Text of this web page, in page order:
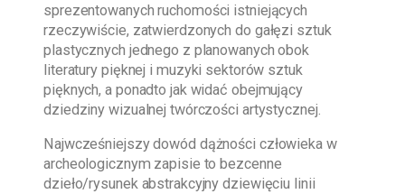
sprezentowanych ruchomości istniejących
rzeczywiście, zatwierdzonych do gałęzi sztuk
plastycznych jednego z planowanych obok
literatury pięknej i muzyki sektorów sztuk
pięknych, a ponadto jak widać obejmujący
dziedziny wizualnej twórczości artystycznej.
Najwcześniejszy dowód dążności człowieka w
archeologicznym zapisie to bezcenne
dzieło/rysunek abstrakcyjny dziewięciu linii